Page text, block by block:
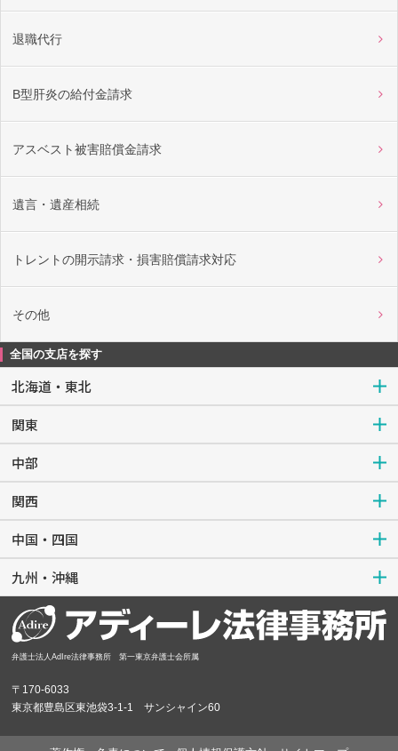
退職代行
B型肝炎の給付金請求
アスベスト被害賠償金請求
遺言・遺産相続
トレントの開示請求・損害賠償請求対応
その他
全国の支店を探す
北海道・東北
関東
中部
関西
中国・四国
九州・沖縄
弁護士法人AdIre法律事務所 第一東京弁護士会所属
〒170-6033
東京都豊島区東池袋3-1-1 サンシャイン60